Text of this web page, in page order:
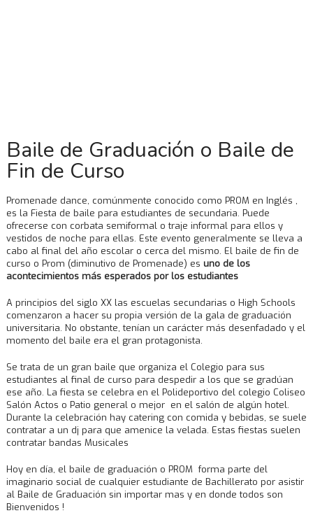
Baile de Graduación o Baile de
Fin de Curso
Promenade dance, comúnmente conocido como PROM en Inglés ,
es la Fiesta de baile para estudiantes de secundaria. Puede
ofrecerse con corbata semiformal o traje informal para ellos y
vestidos de noche para ellas. Este evento generalmente se lleva a
cabo al final del año escolar o cerca del mismo. El baile de fin de
curso o Prom (diminutivo de Promenade) es uno de los
acontecimientos más esperados por los estudiantes
A principios del siglo XX las escuelas secundarias o High Schools
comenzaron a hacer su propia versión de la gala de graduación
universitaria. No obstante, tenían un carácter más desenfadado y el
momento del baile era el gran protagonista.
Se trata de un gran baile que organiza el Colegio para sus
estudiantes al final de curso para despedir a los que se gradúan
ese año. La fiesta se celebra en el Polideportivo del colegio Coliseo
Salón Actos o Patio general o mejor en el salón de algún hotel.
Durante la celebración hay catering con comida y bebidas, se suele
contratar a un dj para que amenice la velada. Estas fiestas suelen
contratar bandas Musicales
Hoy en día, el baile de graduación o PROM forma parte del
imaginario social de cualquier estudiante de Bachillerato por asistir
al Baile de Graduación sin importar mas y en donde todos son
Bienvenidos !